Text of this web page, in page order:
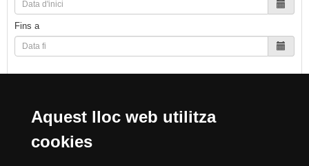
Aquest lloc web utilitza
cookies
Fins a